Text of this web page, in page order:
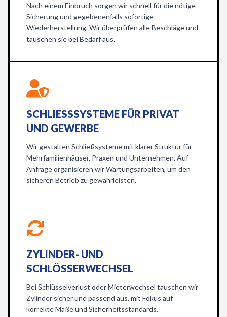
Nach einem Einbruch sorgen wir schnell für die nötige
Sicherung und gegebenenfalls sofortige
Wiederherstellung. Wir überprüfen alle Beschläge und
tauschen sie bei Bedarf aus.
SCHLIESSSYSTEME FÜR PRIVAT U
ND GEWERBE
Wir gestalten Schließsysteme mit klarer Struktur für
Mehrfamilienhäuser, Praxen und Unternehmen. Auf
Anfrage organisieren wir Wartungsarbeiten, um den
sicheren Betrieb zu gewährleisten.
ZYLINDER- UND
SCHLÖSSERWECHSEL
Bei Schlüsselverlust oder Mieterwechsel tauschen wir
Zylinder sicher und passend aus, mit Fokus auf
korrekte Maße und Sicherheitsstandards.